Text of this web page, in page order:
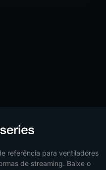
referência para ventiladores
de streaming. Baixe o